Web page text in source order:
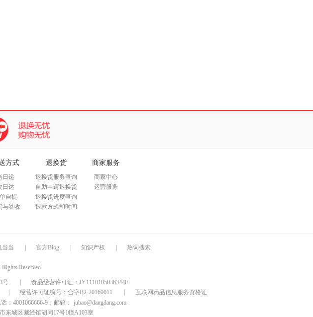
方式
日递
日达
自提
与签收
退换货
退换货服务查询
自助申请退换货
退换货进度查询
退款方式和时间
商家服务
商家中心
运营服务
当当 官方Blog 知识产权 热词搜索
Reserved
号
食品经营许可证：JY11101050363440
经营许可证编号：合字B2-20160011
互联网药品信息服务资格证
：4001066666-9，邮箱：
jubao@dangdang.com
东城区藏经馆胡同17号1幢A103室